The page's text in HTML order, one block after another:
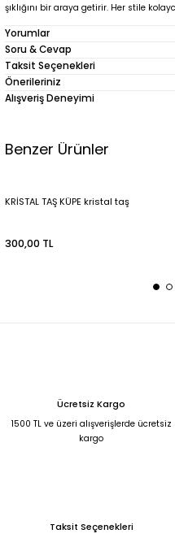
şıklığını bir araya getirir. Her stile
Yorumlar
Soru & Cevap
Taksit Seçenekleri
Önerileriniz
Alışveriş Deneyimi
Benzer Ürünler
KRİSTAL TAŞ KÜPE kristal taş
300,00 TL
Ücretsiz Kargo
1500 TL ve üzeri alışverişlerde ücretsiz
kargo
Taksit Seçenekleri